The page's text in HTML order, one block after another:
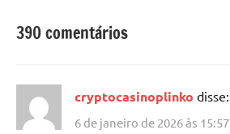
390 comentários
cryptocasinoplinko disse:
6 de janeiro de 2026 às 15:57